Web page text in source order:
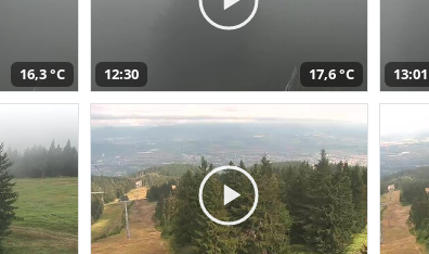
16,3 °C 12:30 17,6 °C 13:01